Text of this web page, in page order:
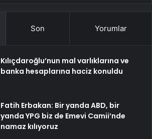
Son Yorumlar
Kılıçdaroğlu’nun mal varlıklarına ve
banka hesaplarına haciz konuldu
Fatih Erbakan: Bir yanda ABD, bir
yanda YPG biz de Emevi Camii’nde
namaz kılıyoruz